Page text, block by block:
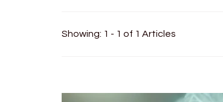
Showing: 1 - 1 of 1 Articles